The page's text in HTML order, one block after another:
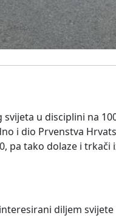
u disciplini na
i dio Prvenstva
tako dolaze i trkači
diljem